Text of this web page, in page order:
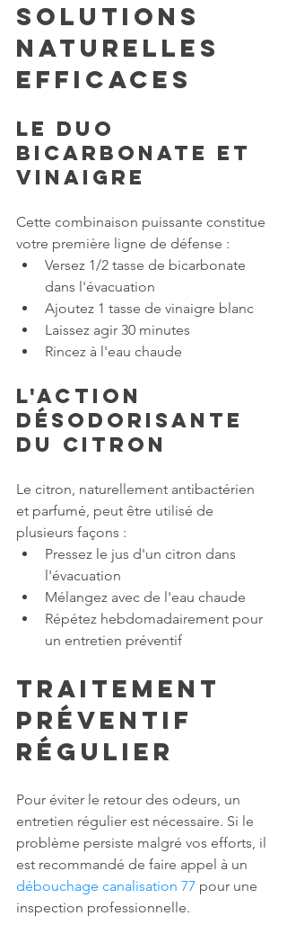
Solutions
naturelles
efficaces
Le duo
bicarbonate et
vinaigre
Cette combinaison puissante constitue
votre première ligne de défense :
Versez 1/2 tasse de bicarbonate
dans l'évacuation
Ajoutez 1 tasse de vinaigre blanc
Laissez agir 30 minutes
Rincez à l'eau chaude
L'action
désodorisante
du citron
Le citron, naturellement antibactérien
et parfumé, peut être utilisé de
plusieurs façons :
Pressez le jus d'un citron dans
l'évacuation
Mélangez avec de l'eau chaude
Répétez hebdomadairement pour
un entretien préventif
Traitement
préventif
régulier
Pour éviter le retour des odeurs, un
entretien régulier est nécessaire. Si le
problème persiste malgré vos efforts, il
est recommandé de faire appel à un
débouchage canalisation 77 pour une
inspection professionnelle.